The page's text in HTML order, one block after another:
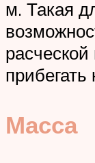
м. Такая
Масса